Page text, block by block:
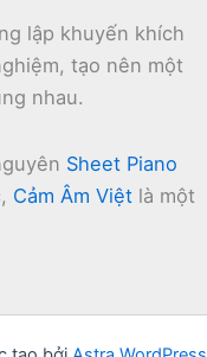
lập khuyến khích
tạo nên một
nhau.
Sheet Piano
Cảm Âm Việt là một